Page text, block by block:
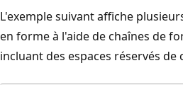
L'exemple suivant affiche
en forme à l'aide de chaînes de
incluant des espaces réservés de